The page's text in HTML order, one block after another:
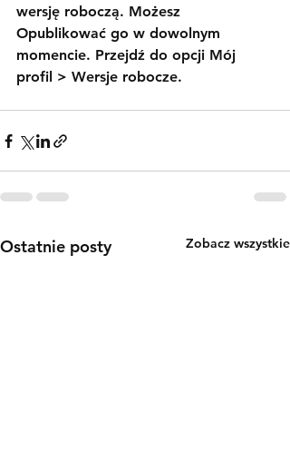
wersję roboczą. Możesz
Opublikować go w dowolnym
momencie. Przejdź do opcji Mój
profil > Wersje robocze.
Ostatnie posty Zobacz wszystkie